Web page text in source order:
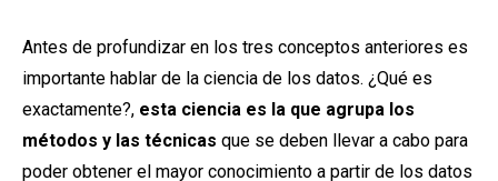
Antes de profundizar en los tres conceptos anteriores es
importante hablar de la ciencia de los datos. ¿Qué es
exactamente?, esta ciencia es la que agrupa los
métodos y las técnicas que se deben llevar a cabo para
poder obtener el mayor conocimiento a partir de los datos